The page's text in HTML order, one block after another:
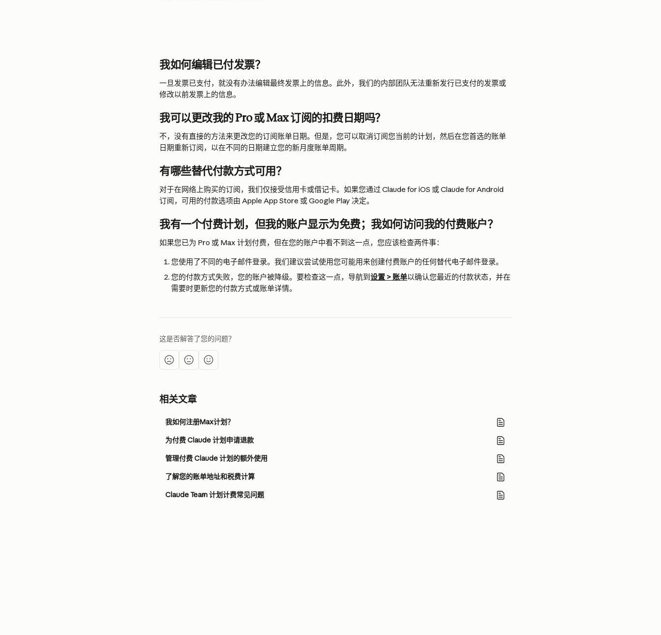
我如何编辑已付发票？
一旦发票已支付，就没有办法编辑最终发票上的信息。此外，我们的内部团队无法重新发行已支付的发票或
修改以前发票上的信息。
我可以更改我的 Pro 或 Max 订阅的扣费日期吗？
不，没有直接的方法来更改您的订阅账单日期。但是，您可以取消订阅您当前的计划，然后在您首选的账单
日期重新订阅，以在不同的日期建立您的新月度账单周期。
有哪些替代付款方式可用？
对于在网络上购买的订阅，我们仅接受信用卡或借记卡。如果您通过 Claude for iOS 或 Claude for Android
订阅，可用的付款选项由 Apple App Store 或 Google Play 决定。
我有一个付费计划，但我的账户显示为免费；我如何访问我的付费账户？
如果您已为 Pro 或 Max 计划付费，但在您的账户中看不到这一点，您应该检查两件事：
您使用了不同的电子邮件登录。我们建议尝试使用您可能用来创建付费账户的任何替代电子邮件登录。
您的付款方式失败，您的账户被降级。要检查这一点，导航到设置 > 账单以确认您最近的付款状态，并在
需要时更新您的付款方式或账单详情。
这是否解答了您的问题？
相关文章
我如何注册Max计划？
为付费 Claude 计划申请退款
管理付费 Claude 计划的额外使用
了解您的账单地址和税费计算
Claude Team 计划计费常见问题